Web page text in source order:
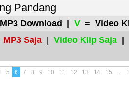
Pandang
Download | V = Video
MP3 Saja Video Klip Saja
5 6 7 8 9 10 11 12 13 14 15 ...